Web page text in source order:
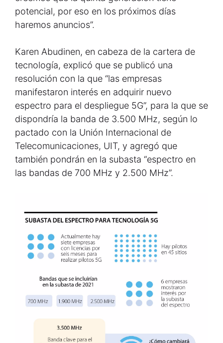
potencial, por eso en los próximos días
haremos anuncios”.
Karen Abudinen, en cabeza de la cartera de
tecnología, explicó que se publicó una
resolución con la que “las empresas
manifestaron interés en adquirir nuevo
espectro para el despliegue 5G”, para la que se
dispondría la banda de 3.500 MHz, según lo
pactado con la Unión Internacional de
Telecomunicaciones, UIT, y agregó que
también pondrán en la subasta “espectro en
las bandas de 700 MHz y 2.500 MHz”.